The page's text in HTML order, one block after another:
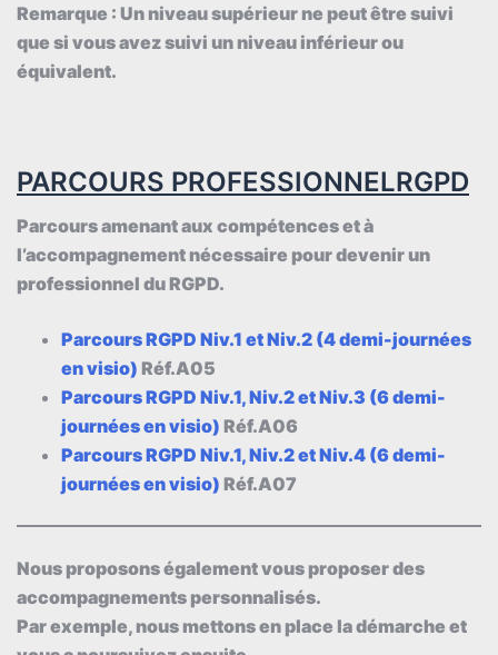
Remarque : Un niveau supérieur ne peut être suivi
que si vous avez suivi un niveau inférieur ou
équivalent.
PARCOURS PROFESSIONNELRGPD
Parcours amenant aux compétences et à
l’accompagnement nécessaire pour devenir un
professionnel du RGPD.
Parcours RGPD Niv.1 et Niv.2 (4 demi-journées
en visio) Réf.A05
Parcours RGPD Niv.1, Niv.2 et Niv.3 (6 demi-
journées en visio) Réf.A06
Parcours RGPD Niv.1, Niv.2 et Niv.4 (6 demi-
journées en visio) Réf.A07
Nous proposons également vous proposer des
accompagnements personnalisés.
Par exemple, nous mettons en place la démarche et